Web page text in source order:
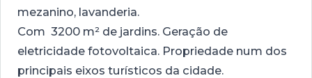
mezanino, lavanderia.
Com 3200 m² de jardins. Geração de
eletricidade fotovoltaica. Propriedade num dos
principais eixos turísticos da cidade.